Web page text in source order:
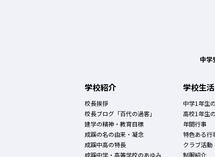
中学
学校紹介
校長挨拶
校長ブログ「百代の過客」
建学の精神・教育目標
成蹊の名の由来・凝念
成蹊中高の特長
成蹊中学・高等学校のあゆみ
学校生活
中学1年生
高校1年生
年間行事
特色ある行
クラブ活動
制服紹介